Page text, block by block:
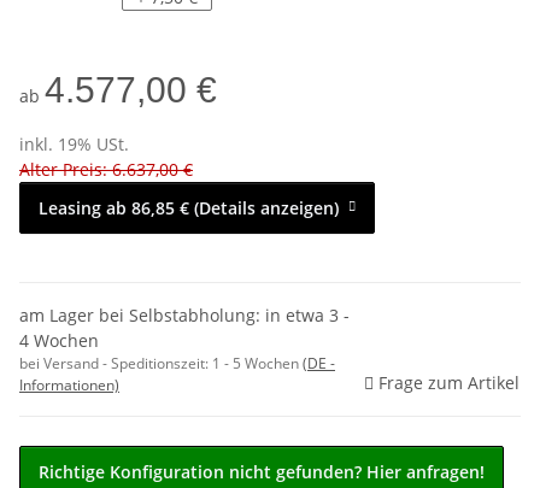
ab 4.577,00 €
inkl. 19% USt.
Alter Preis: 6.637,00 €
Leasing ab 86,85 € (Details anzeigen)
am Lager bei Selbstabholung: in etwa 3 -
4 Wochen
bei Versand - Speditionszeit: 1 - 5 Wochen(DE -
Informationen)
Frage zum Artikel
Richtige Konfiguration nicht gefunden? Hier anfragen!